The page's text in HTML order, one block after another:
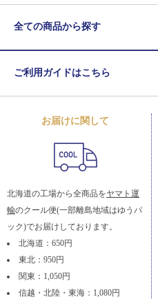
全ての商品から探す
ご利用ガイドはこちら
お届けに関して
北海道の工場から全商品をヤマト運
輸のクール便(一部離島地域はゆうパ
ック)でお届けしております。
北海道：650円
東北：950円
関東：1,050円
信越・北陸・東海：1,080円